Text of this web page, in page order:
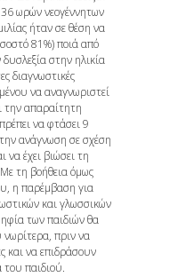
ωρών νεογέννητων
ήταν σε θέση να
81%) ποιά από
στην ηλικία
διαγνωστικές
να αναγνωριστεί
την απαραίτητη
να φτάσει 9
ανάγνωση σε σχέση
να έχει βιώσει τη
τη βοήθεια όμως
η παρέμβαση για
και γλωσσικών
των παιδιών θα
πριν να
και να επιδράσουν
παιδιού.